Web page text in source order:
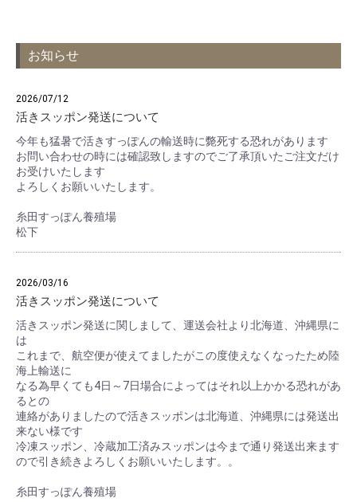
お知らせ
2026/07/12
活きスッポン発送について
今年も猛暑で活きすっぽんの輸送時に斃死する恐れがあります
お問い合わせの時には確認致しますのでご了承頂いたご注文だけ
お受けいたします
よろしくお願いいたします。
糸田すっぽん養殖場
松下
2026/03/16
活きスッポン発送について
活きスッポン発送に関しまして、運送会社より北海道、沖縄県に
は
これまで、航空便が使えてましたがこの度使えなくなったため陸
海上輸送に
なる為早くても4日～7日場合によってはそれ以上かかる恐れがあ
るとの
連絡がありましたので活きスッポンは北海道、沖縄県には発送出
来ない様です
冷凍スッポン、冷蔵加工済みスッポンは今まで通り発送出来ます
ので引き続きよろしくお願いいたします。。
糸田すっぽん養殖場